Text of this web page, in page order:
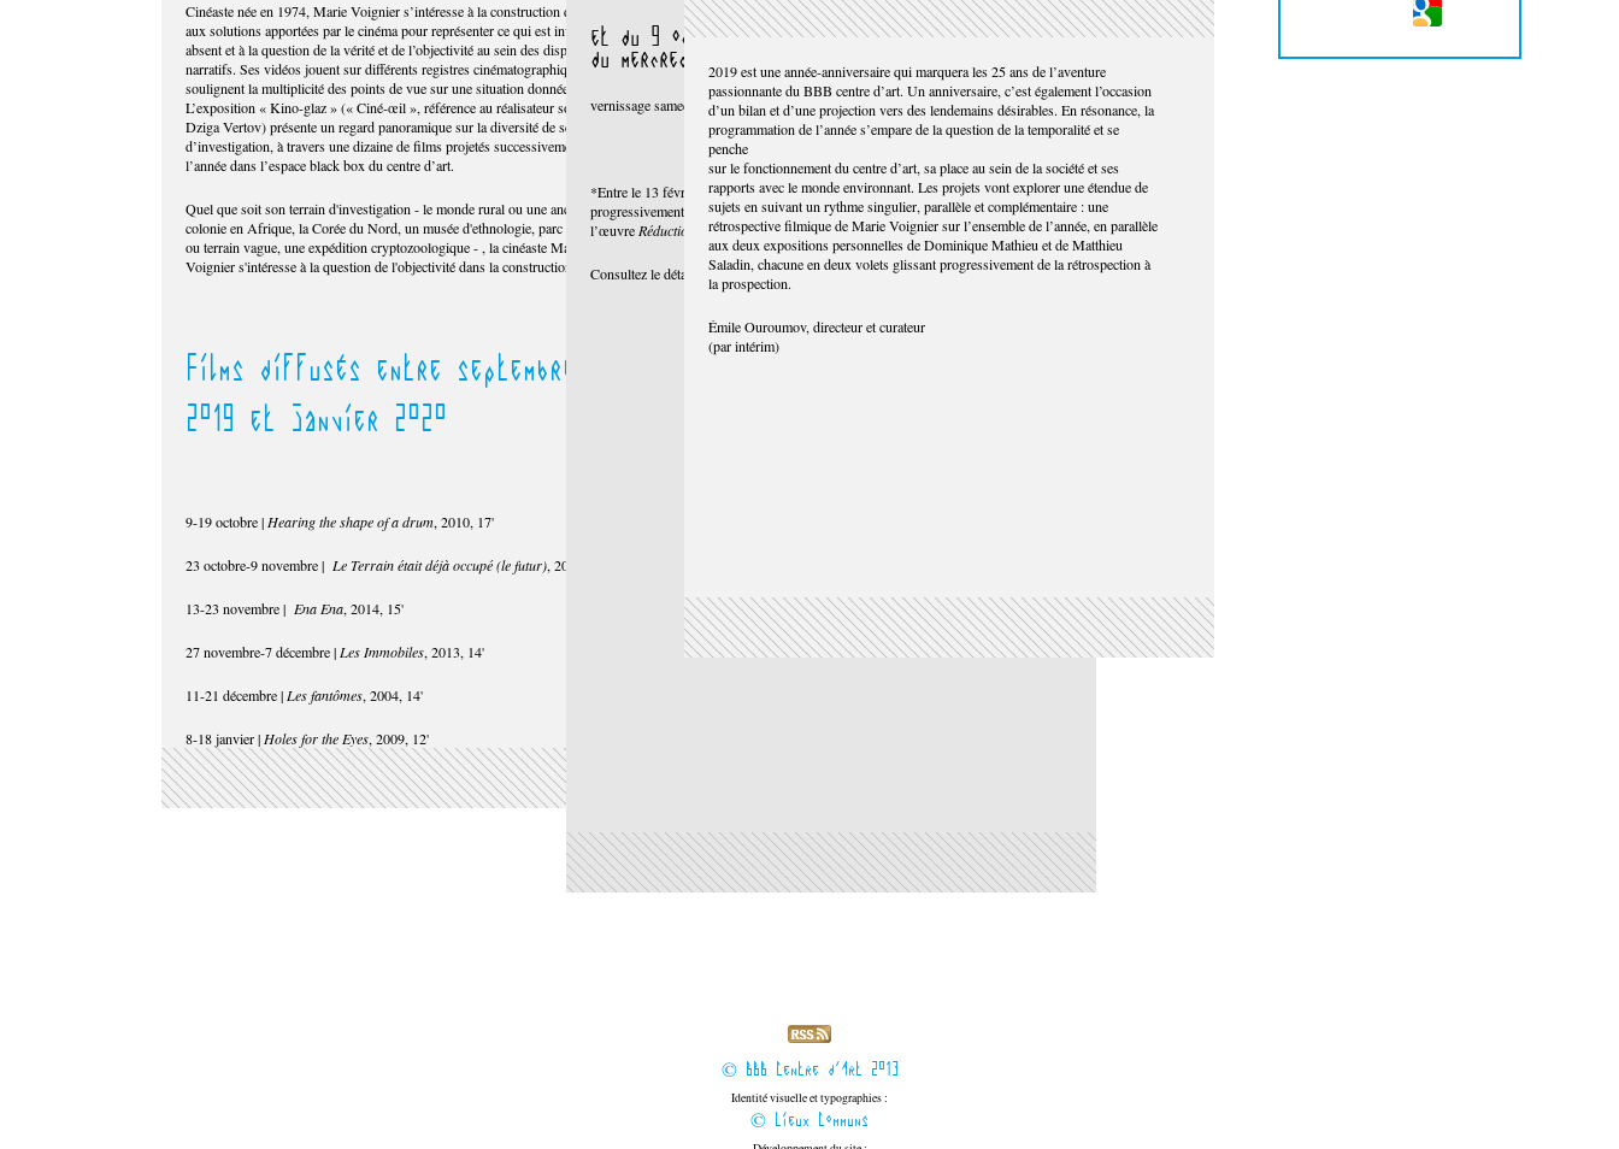
Cinéaste née en 1974, Marie Voignier s’intéresse à la construction des récits,
aux solutions apportées par le cinéma pour représenter ce qui est invisible ou
absent et à la question de la vérité et de l’objectivité au sein des dispositifs
narratifs. Ses vidéos jouent sur différents registres cinématographiques qui
soulignent la multiplicité des points de vue sur une situation donnée.
L’exposition « Kino-glaz » (« Ciné-œil », référence au réalisateur soviétique
Dziga Vertov) présente un regard panoramique sur la diversité de ses champs
d’investigation, à travers une dizaine de films projetés successivement au fil de
l’année dans l’espace black box du centre d’art.
Quel que soit son terrain d'investigation - le monde rural ou une ancienne
colonie en Afrique, la Corée du Nord, un musée d'ethnologie, parc d'attractions
ou terrain vague, une expédition cryptozoologique - , la cinéaste Marie
Voignier s'intéresse à la question de l'objectivité dans la construction des récits.
Films diffusés entre septembre
2019 et janvier 2020
9-19 octobre | Hearing the shape of a drum, 2010, 17'
23 octobre-9 novembre | Le Terrain était déjà occupé (le futur), 2012, 16'
13-23 novembre | Ena Ena, 2014, 15'
27 novembre-7 décembre | Les Immobiles, 2013, 14'
11-21 décembre | Les fantômes, 2004, 14'
8-18 janvier | Holes for the Eyes, 2009, 12'
Films diffusés entre février et
et du 9 octobre 2019 au 18 janvier 2020
du mercredi au samedi | 14h-18h
vernissage samedi 5 octobre | 17h-20h
*Entre le 13 février et le 29 juin, l’heure de fermeture des expositions sera
progressivement avancée, à raison de trois minutes par jour, dans le cadre de
l’œuvre Réduction d’activitéde Matthieu Saladin.
Consultez le détail des horaires sur le document accessibleici
2019 est une année-anniversaire qui marquera les 25 ans de l’aventure
passionnante du BBB centre d’art. Un anniversaire, c’est également l’occasion
d’un bilan et d’une projection vers des lendemains désirables. En résonance, la
programmation de l’année s’empare de la question de la temporalité et se
penche
sur le fonctionnement du centre d’art, sa place au sein de la société et ses
rapports avec le monde environnant. Les projets vont explorer une étendue de
sujets en suivant un rythme singulier, parallèle et complémentaire : une
rétrospective filmique de Marie Voignier sur l’ensemble de l’année, en parallèle
aux deux expositions personnelles de Dominique Mathieu et de Matthieu
Saladin, chacune en deux volets glissant progressivement de la rétrospection à
la prospection.
Émile Ouroumov, directeur et curateur
(par intérim)
© BBB Centre d'Art 2013
Identité visuelle et typographies :
© Lieux Communs